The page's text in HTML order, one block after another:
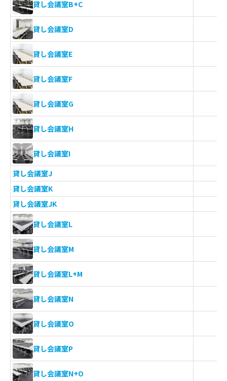
貸し会議室B+C
貸し会議室D
貸し会議室E
貸し会議室F
貸し会議室G
貸し会議室H
貸し会議室I
貸し会議室J
貸し会議室K
貸し会議室JK
貸し会議室L
貸し会議室M
貸し会議室L+M
貸し会議室N
貸し会議室O
貸し会議室P
貸し会議室N+O